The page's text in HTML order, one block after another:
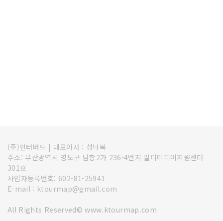
(주)인터버드 | 대표이사 : 성낙복
주소: 부산광역시 영도구 남항2가 236-4번지 멀티미디어지원센터
301호
사업자등록번호: 602-81-25941
E-mail : ktourmap@gmail.com
All Rights Reserved© www.ktourmap.com